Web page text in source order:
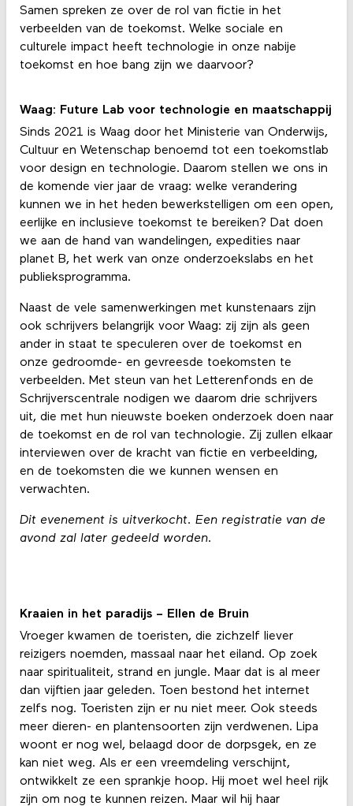
Samen spreken ze over de rol van fictie in het
verbeelden van de toekomst. Welke sociale en
culturele impact heeft technologie in onze nabije
toekomst en hoe bang zijn we daarvoor?
Waag: Future Lab voor technologie en maatschappij
Sinds 2021 is Waag door het Ministerie van Onderwijs,
Cultuur en Wetenschap benoemd tot een toekomstlab
voor design en technologie. Daarom stellen we ons in
de komende vier jaar de vraag: welke verandering
kunnen we in het heden bewerkstelligen om een open,
eerlijke en inclusieve toekomst te bereiken? Dat doen
we aan de hand van wandelingen, expedities naar
planet B, het werk van onze onderzoekslabs en het
publieksprogramma.
Naast de vele samenwerkingen met kunstenaars zijn
ook schrijvers belangrijk voor Waag: zij zijn als geen
ander in staat te speculeren over de toekomst en
onze gedroomde- en gevreesde toekomsten te
verbeelden. Met steun van het Letterenfonds en de
Schrijverscentrale nodigen we daarom drie schrijvers
uit, die met hun nieuwste boeken onderzoek doen naar
de toekomst en de rol van technologie. Zij zullen elkaar
interviewen over de kracht van fictie en verbeelding,
en de toekomsten die we kunnen wensen en
verwachten.
Dit evenement is uitverkocht. Een registratie van de
avond zal later gedeeld worden.
Kraaien in het paradijs – Ellen de Bruin
Vroeger kwamen de toeristen, die zichzelf liever
reizigers noemden, massaal naar het eiland. Op zoek
naar spiritualiteit, strand en jungle. Maar dat is al meer
dan vijftien jaar geleden. Toen bestond het internet
zelfs nog. Toeristen zijn er nu niet meer. Ook steeds
meer dieren- en plantensoorten zijn verdwenen. Lipa
woont er nog wel, belaagd door de dorpsgek, en ze
kan niet weg. Als er een vreemdeling verschijnt,
ontwikkelt ze een sprankje hoop. Hij moet wel heel rijk
zijn om nog te kunnen reizen. Maar wil hij haar